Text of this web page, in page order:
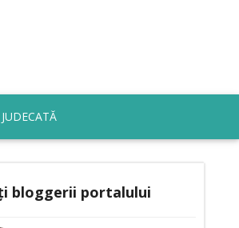
bloggerii portalului